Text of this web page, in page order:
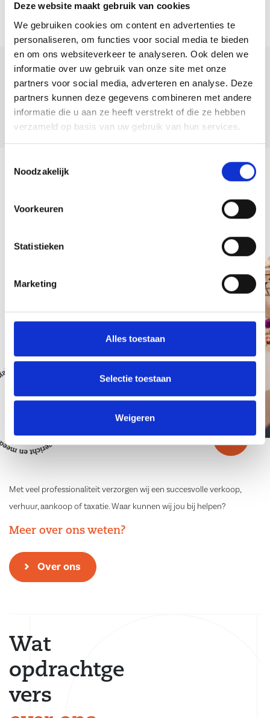
Deze website maakt gebruik van cookies
We gebruiken cookies om content en advertenties te
personaliseren, om functies voor social media te bieden
en om ons websiteverkeer te analyseren. Ook delen we
informatie over uw gebruik van onze site met onze
partners voor social media, adverteren en analyse. Deze
partners kunnen deze gegevens combineren met andere
informatie die u aan ze heeft verstrekt of die ze hebben
verzameld op basis van uw gebruik van hun services.
Noodzakelijk
Voorkeuren
Statistieken
Marketing
Alles toestaan
Selectie toestaan
Weigeren
Terug naar overzicht
Deel deze
woning:
Team
Met veel professionaliteit verzorgen wij een succesvolle verkoop,
verhuur, aankoop of taxatie. Waar kunnen wij jou bij helpen?
Meer over ons weten?
Over ons
Wat
opdrachtge
vers